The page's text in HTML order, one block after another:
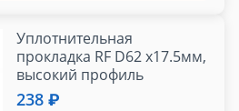
Уплотнительная
прокладка RF D62 x17.5мм,
высокий профиль
238 ₽